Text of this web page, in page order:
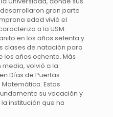
gran parte
edad vivió el
a la USM:
en los años setenta y
clases de natación para
los años ochenta. Más
volvió a la
Días de Puertas
Estas
su vocación y
institución que ha